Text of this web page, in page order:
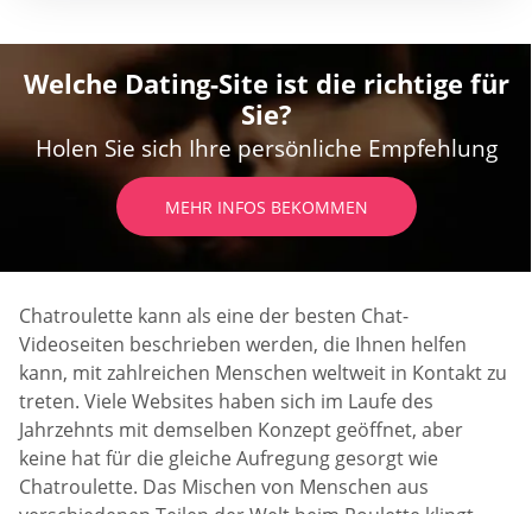
Welche Dating-Site ist die richtige für
Sie?
Holen Sie sich Ihre persönliche Empfehlung
MEHR INFOS BEKOMMEN
Chatroulette kann als eine der besten Chat-
Videoseiten beschrieben werden, die Ihnen helfen
kann, mit zahlreichen Menschen weltweit in Kontakt zu
treten. Viele Websites haben sich im Laufe des
Jahrzehnts mit demselben Konzept geöffnet, aber
keine hat für die gleiche Aufregung gesorgt wie
Chatroulette. Das Mischen von Menschen aus